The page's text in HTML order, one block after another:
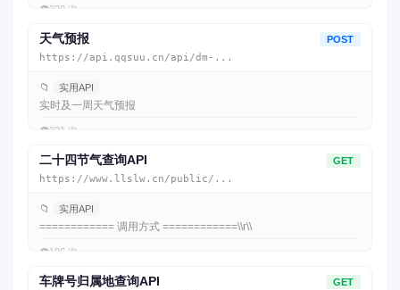
👁️230 次
天气预报 POST
https://api.qqsuu.cn/api/dm-...
📁 实用API
实时及一周天气预报
👁️221 次
二十四节气查询API GET
https://www.llslw.cn/public/...
📁 实用API
============ 调用方式 ============\\r\\
👁️196 次
车牌号归属地查询API GET